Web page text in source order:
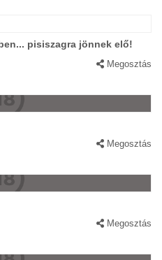
pisiszagra jönnek elő!
Megosztás
Megosztás
Megosztás